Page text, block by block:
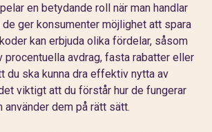
en betydande roll när man handlar
ger konsumenter möjlighet att spara
kan erbjuda olika fördelar, såsom
procentuella avdrag, fasta rabatter eller
du ska kunna dra effektiv nytta av
viktigt att du förstår hur de fungerar
använder dem på rätt sätt.